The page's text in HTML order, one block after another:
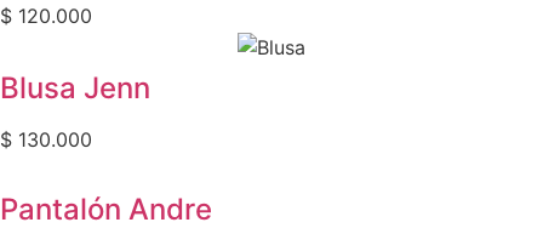
$ 120.000
Blusa Jenn
$ 130.000
Pantalón Andre